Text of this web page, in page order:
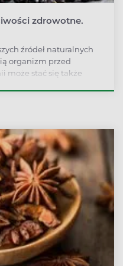
zdrowotne.
źródeł naturalnych
organizm przed
może stać się także